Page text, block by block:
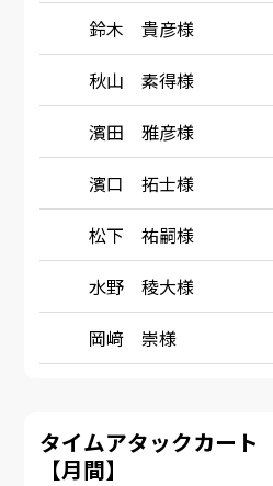
鈴木 貴彦様
秋山 素得様
濱田 雅彦様
濱口 拓士様
松下 祐嗣様
水野 稜大様
岡﨑 崇様
タイムアタックカー
【月間】